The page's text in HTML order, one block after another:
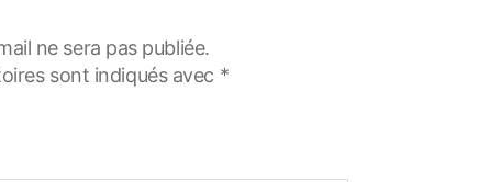
ne sera pas publiée.
sont indiqués avec *